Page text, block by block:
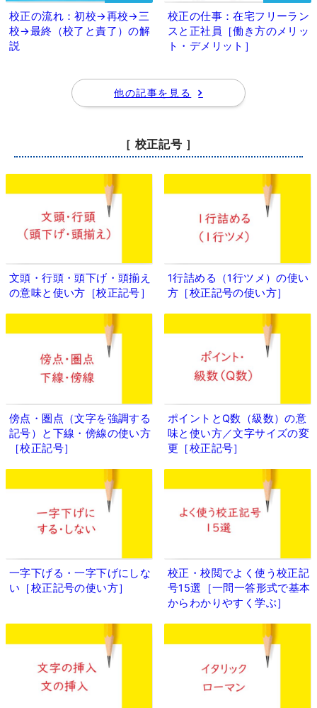
校正の流れ：初校→再校→三
校→最終（校了と責了）の解
説
校正の仕事：在宅フリーラン
スと正社員［働き方のメリッ
ト・デメリット］
他の記事を見る
［ 校正記号 ］
文頭・行頭・頭下げ・頭揃え
の意味と使い方［校正記号］
1行詰める（1行ツメ）の使い
方［校正記号の使い方］
傍点・圏点（文字を強調する
記号）と下線・傍線の使い方
［校正記号］
ポイントとQ数（級数）の意
味と使い方／文字サイズの変
更［校正記号］
一字下げる・一字下げにしな
い［校正記号の使い方］
校正・校閲でよく使う校正記
号15選［一問一答形式で基本
からわかりやすく学ぶ］